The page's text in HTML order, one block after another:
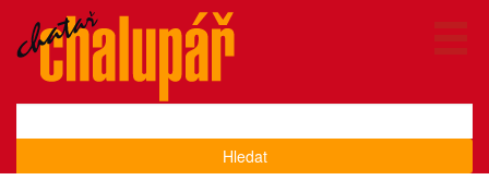
Hledat